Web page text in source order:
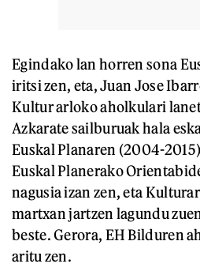
Egindako lan horren sona
iritsi zen, eta, Juan Jose
Kultur arloko aholkulari
Azkarate sailburuak hala
Euskal Planaren (2004-
Euskal Planerako
nagusia izan zen, eta
martxan jartzen lagundu
beste. Gerora, EH Bilduren
aritu zen.